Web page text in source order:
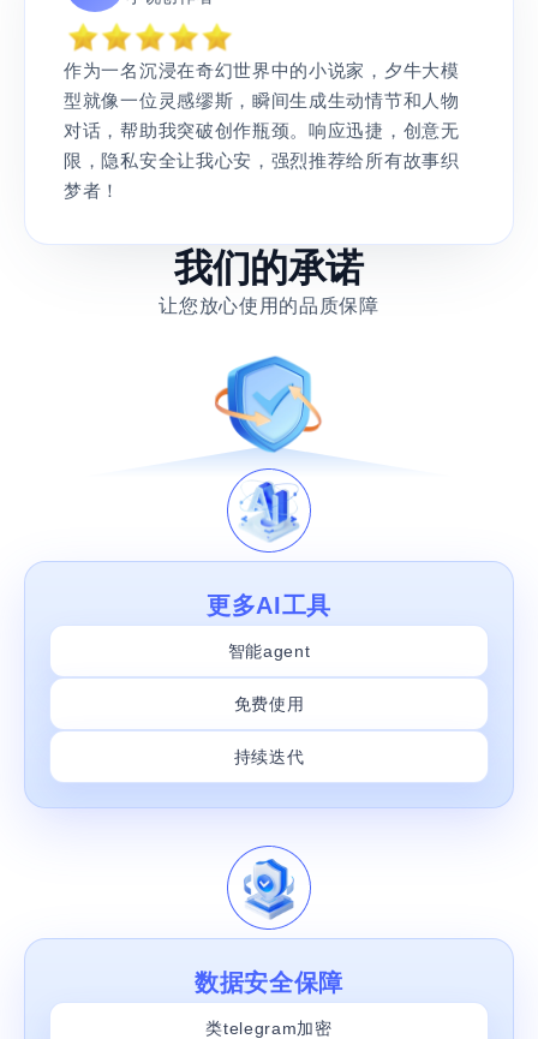
作为一名沉浸在奇幻世界中的小说家，夕牛大模
型就像一位灵感缪斯，瞬间生成生动情节和人物
对话，帮助我突破创作瓶颈。响应迅捷，创意无
限，隐私安全让我心安，强烈推荐给所有故事织
梦者！
我们的承诺
让您放心使用的品质保障
更多AI工具
智能agent
免费使用
持续迭代
数据安全保障
类telegram加密